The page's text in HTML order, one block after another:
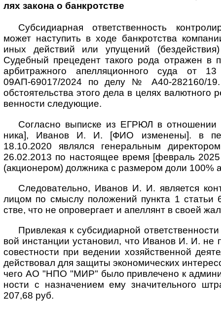
лях за­ко­на о бан­к­рот­стве
Субсидиарная ответственность
может насту­пить в ходе банк­рот­ства
иных дейст­вий или упу­щений
Судеб­ный преце­дент такого рода отра­жен в
арбит­раж­ного апел­ля­ци­он­ного суда от
09АП-69017/2024 по делу № А40-282160/
обстоя­тель­ства этого дела в целях валют­ного
вен­ности сле­дующие.
Согласно выписке из ЕГРЮЛ в
ника], Ива­нов И. И. [ФИО изме­нены]. в
18.10.2020 явля­лся гене­раль­ным
26.02.2013 по насто­ящее время [фев­раль 2025
(акцио­нером) долж­ника с раз­мером доли 100%
Следовательно, Иванов И. И. является
лицом по смыслу поло­же­ний пун­кта 1 ста­тьи
стве, что не опро­вер­гает и апел­лянт в своей
Привлекая к субсидиарной
вой инстан­ции уста­но­вил, что Ива­нов И. И.
со­вест­но­сти при веде­нии хозяй­ст­вен­ной
дейст­вовал для защиты эконо­мичес­ких
чего АО "НПО "МИР" было при­вле­чено к
ности с назна­че­нием ему зна­чи­тель­ного
207,68 руб.